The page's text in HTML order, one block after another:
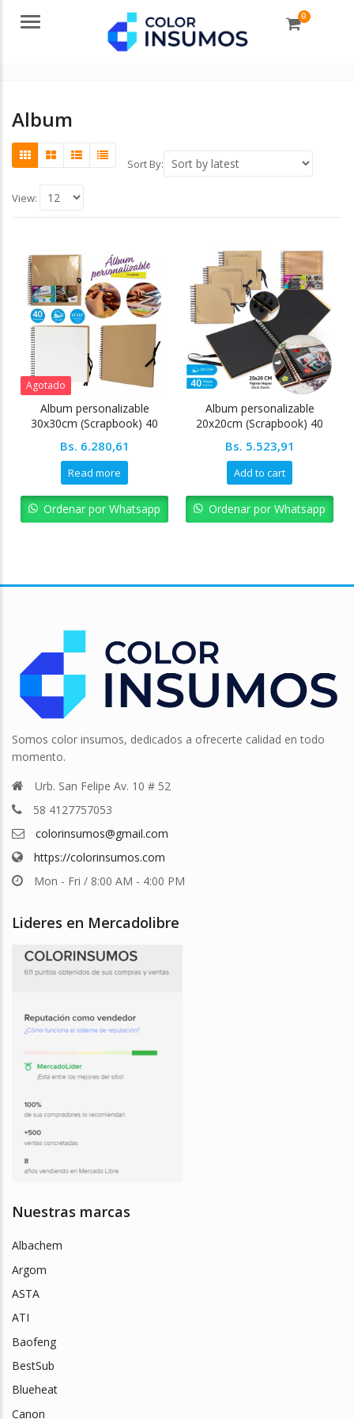
Menu 0
Album
Sort By:
View:
Agotado
Album personalizable
30x30cm (Scrapbook) 40
Bs. 6.280,61
Read more
Ordenar por Whatsapp
Album personalizable
20x20cm (Scrapbook) 40
Bs. 5.523,91
Add to cart
Ordenar por Whatsapp
Somos color insumos, dedicados a ofrecerte calidad en todo
momento.
Urb. San Felipe Av. 10 # 52
58 4127757053
colorinsumos@gmail.com
https://colorinsumos.com
Mon - Fri / 8:00 AM - 4:00 PM
Lideres en Mercadolibre
Nuestras marcas
Albachem
Argom
ASTA
ATI
Baofeng
BestSub
Blueheat
Canon